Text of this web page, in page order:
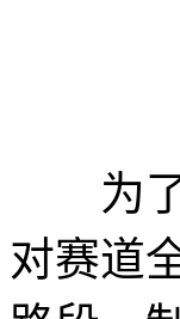
为了
对赛道